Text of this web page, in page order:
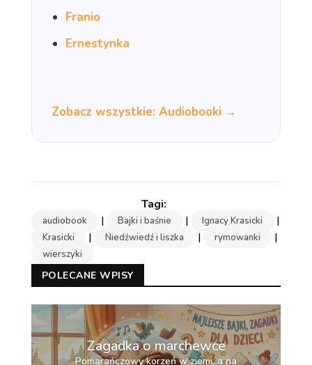
Franio
Ernestynka
Zobacz wszystkie: Audiobooki →
audiobook | Bajki i baśnie | Ignacy Krasicki |
Krasicki | Niedźwiedź i liszka | rymowanki |
wierszyki
POLECANE WPISY
Zagadka o marchewce
Pomarańczowy korzeń w ziemi, a na